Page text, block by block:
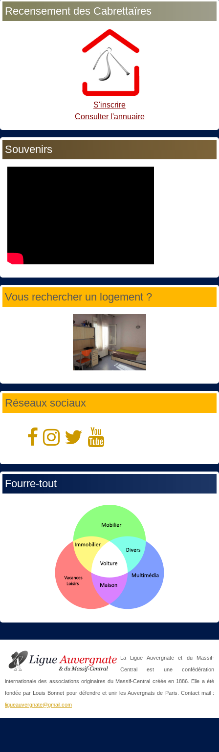
Recensement des Cabrettaïres
S'inscrire
Consulter l'annuaire
Souvenirs
Vous rechercher un logement ?
Réseaux sociaux
Fourre-tout
La Ligue Auvergnate et du Massif-
Central est une confédération
internationale des associations originaires du Massif-Central créée en 1886. Elle a été
fondée par Louis Bonnet pour défendre et unir les Auvergnats de Paris. Contact mail :
ligueauvergnate@gmail.com